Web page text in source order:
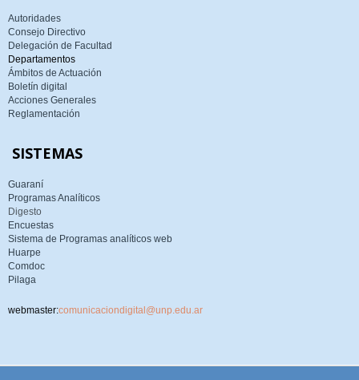
Autoridades
Consejo Directivo
Delegación de Facultad
Departamentos
Ámbitos de Actuación
Boletín digital
Acciones Generales
Reglamentación
SISTEMAS
Guaraní
Programas Analíticos
Digesto
Encuestas
Sistema de Programas analíticos web
Huarpe
Comdoc
Pilaga
webmaster:comunicaciondigital@unp.edu.ar